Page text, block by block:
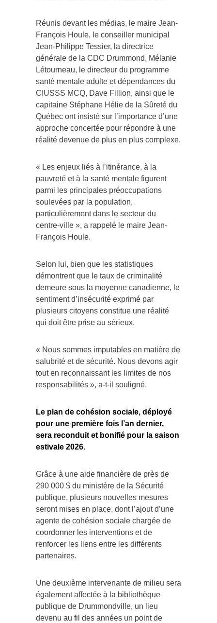
Réunis devant les médias, le maire Jean-
François Houle, le conseiller municipal
Jean-Philippe Tessier, la directrice
générale de la CDC Drummond, Mélanie
Létourneau, le directeur du programme
santé mentale adulte et dépendances du
CIUSSS MCQ, Dave Fillion, ainsi que le
capitaine Stéphane Hélie de la Sûreté du
Québec ont insisté sur l’importance d’une
approche concertée pour répondre à une
réalité devenue de plus en plus complexe.
« Les enjeux liés à l’itinérance, à la
pauvreté et à la santé mentale figurent
parmi les principales préoccupations
soulevées par la population,
particulièrement dans le secteur du
centre-ville », a rappelé le maire Jean-
François Houle.
Selon lui, bien que les statistiques
démontrent que le taux de criminalité
demeure sous la moyenne canadienne, le
sentiment d’insécurité exprimé par
plusieurs citoyens constitue une réalité
qui doit être prise au sérieux.
« Nous sommes imputables en matière de
salubrité et de sécurité. Nous devons agir
tout en reconnaissant les limites de nos
responsabilités », a-t-il souligné.
Le plan de cohésion sociale, déployé
pour une première fois l’an dernier,
sera reconduit et bonifié pour la saison
estivale 2026.
Grâce à une aide financière de près de
290 000 $ du ministère de la Sécurité
publique, plusieurs nouvelles mesures
seront mises en place, dont l’ajout d’une
agente de cohésion sociale chargée de
coordonner les interventions et de
renforcer les liens entre les différents
partenaires.
Une deuxième intervenante de milieu sera
également affectée à la bibliothèque
publique de Drummondville, un lieu
devenu au fil des années un point de